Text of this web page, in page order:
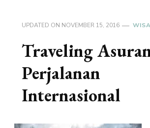
UPDATED ON NOVEMBER 15, 2016
Traveling
Perjalanan
Internasional